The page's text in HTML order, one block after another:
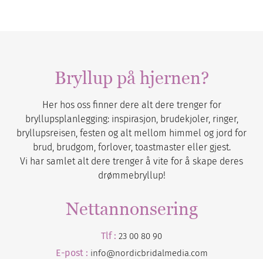
Bryllup på hjernen?
Her hos oss finner dere alt dere trenger for
bryllupsplanlegging: inspirasjon, brudekjoler, ringer,
bryllupsreisen, festen og alt mellom himmel og jord for
brud, brudgom, forlover, toastmaster eller gjest.
Vi har samlet alt dere trenger å vite for å skape deres
drømmebryllup!
Nettannonsering
Tlf : 23 00 80 90
E-post : info@nordicbridalmedia.com